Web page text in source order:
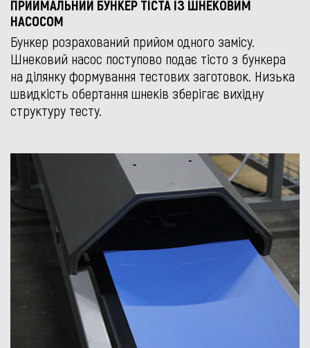
ПРИЙМАЛЬНИЙ БУНКЕР ТІСТА ІЗ ШНЕКОВИМ
НАСОСОМ
Бункер розрахований прийом одного замісу.
Шнековий насос поступово подає тісто з бункера
на ділянку формування тестових заготовок. Низька
швидкість обертання шнеків зберігає вихідну
структуру тесту.